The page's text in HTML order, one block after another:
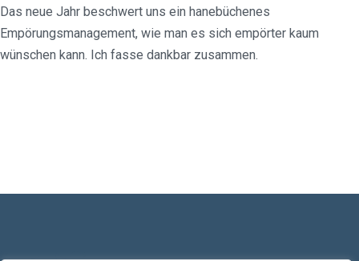
Das neue Jahr beschwert uns ein hanebüchenes
Empörungsmanagement, wie man es sich empörter kaum
wünschen kann. Ich fasse dankbar zusammen.